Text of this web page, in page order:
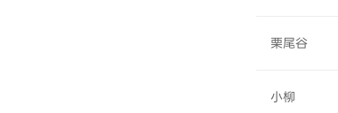
栗尾谷
小柳